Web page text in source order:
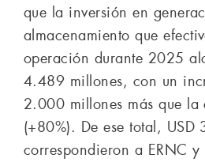
que la inversión en
almacenamiento que
operación durante 2025
4.489 millones, con un
2.000 millones más que
(+80%). De ese total, USD
correspondieron a ERNC y